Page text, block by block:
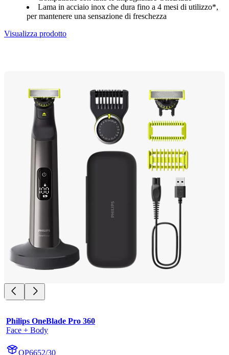
Lama in acciaio inox che dura fino a 4 mesi di utilizzo*,
per mantenere una sensazione di freschezza
Visualizza prodotto
Philips OneBlade Pro 360
Face + Body
QP6652/30